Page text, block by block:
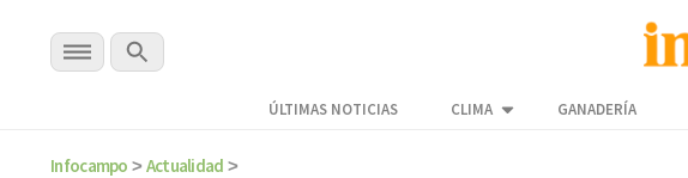
ÚLTIMAS NOTICIAS CLIMA GANADERÍA
Infocampo > Actualidad >